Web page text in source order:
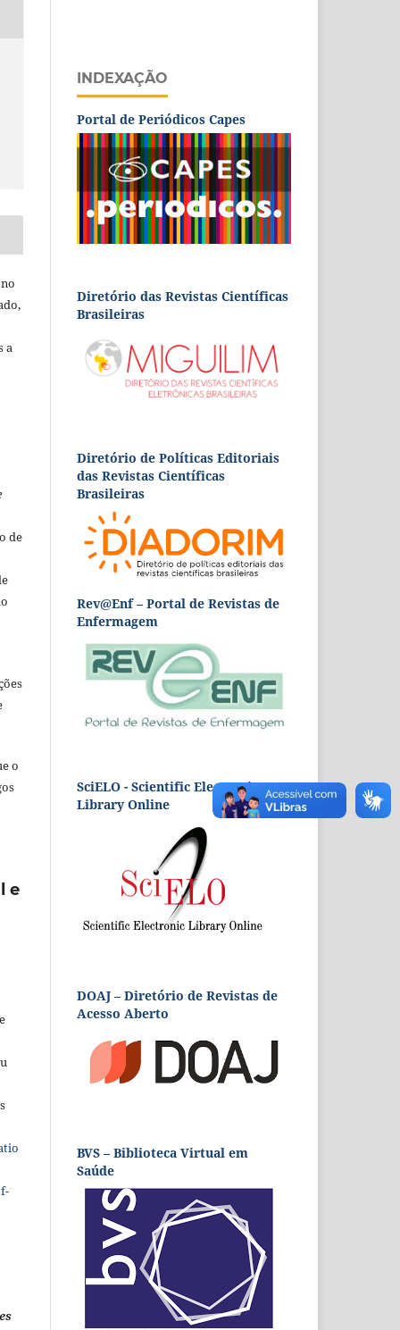
a
de
o
e
INDEXAÇÃO
Portal de Periódicos Capes
Diretório das Revistas Científicas
Brasileiras
Diretório de Políticas Editoriais
das Revistas Científicas
Brasileiras
Rev@Enf – Portal de Revistas de
Enfermagem
SciELO - Scientific Electronic
Library Online
DOAJ – Diretório de Revistas de
Acesso Aberto
BVS – Biblioteca Virtual em
Saúde